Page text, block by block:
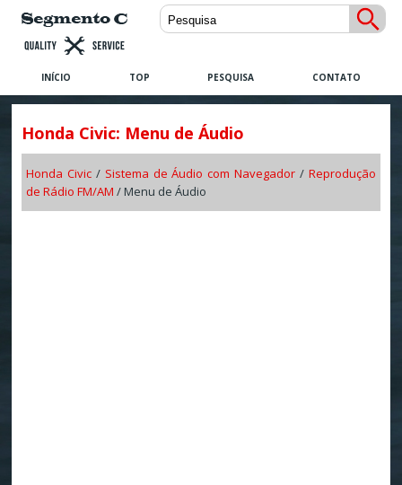
INÍCIO TOP PESQUISA CONTATO
Honda Civic: Menu de Áudio
Honda Civic/ Sistema de Áudio com Navegador /Reprodução
de Rádio FM/AM / Menu de Áudio